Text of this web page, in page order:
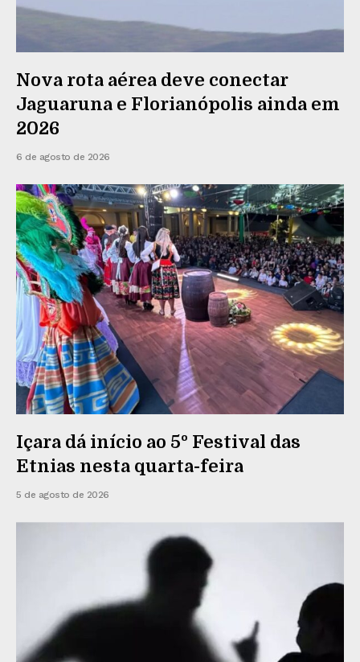
Nova rota aérea deve conectar
Jaguaruna e Florianópolis ainda em
2026
6 de agosto de 2026
Içara dá início ao 5º Festival das
Etnias nesta quarta-feira
5 de agosto de 2026